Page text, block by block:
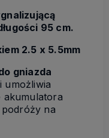
95 cm.
2.5 x 5.5mm
gniazda
umożliwia
akumulatora
podróży na